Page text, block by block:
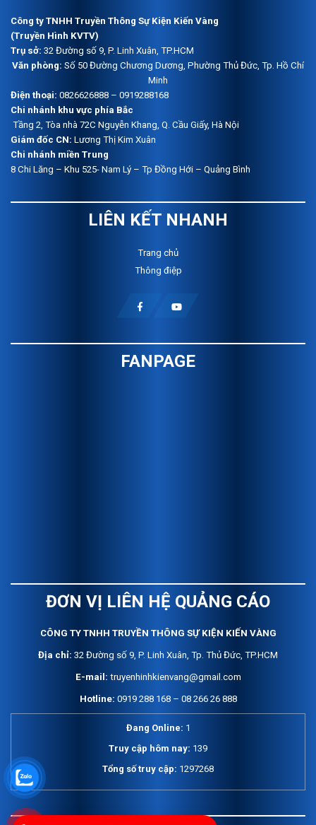
Công ty TNHH Truyền Thông Sự Kiện Kiến Vàng
(Truyền Hình KVTV)
Trụ sở: 32 Đường số 9, P. Linh Xuân, TP.HCM
Văn phòng: Số 50 Đường Chương Dương, Phường Thủ Đức, Tp. Hồ Chí
Minh
Điện thoại: 0826626888 – 0919288168
Chi nhánh khu vực phía Bắc
Tầng 2, Tòa nhà 72C Nguyễn Khang, Q. Cầu Giấy, Hà Nội
Giám đốc CN: Lương Thị Kim Xuân
Chi nhánh miền Trung
8 Chi Lăng – Khu 525- Nam Lý – Tp Đồng Hới – Quảng Bình
LIÊN KẾT NHANH
Trang chủ
Thông điệp
FANPAGE
ĐƠN VỊ LIÊN HỆ QUẢNG CÁO
CÔNG TY TNHH TRUYỀN THÔNG SỰ KIỆN KIẾN VÀNG
Địa chỉ: 32 Đường số 9, P. Linh Xuân, Tp. Thủ Đức, TP.HCM
E-mail: truyenhinhkienvang@gmail.com
Hotline: 0919 288 168 – 08 266 26 888
Đang Online: 1
Truy cập hôm nay: 139
Tổng số truy cập: 1297268